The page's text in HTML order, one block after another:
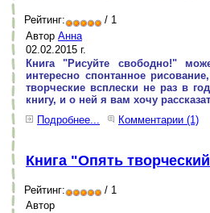
Рейтинг:
/ 1
Автор Анна
02.02.2015 г.
Книга "Рисуйте свободно!"
интересно спонтанное
творческие всплески не раз в
книгу, и о ней я вам хочу
Подробнее...
Комментарии (1)
Книга "Опять
Рейтинг:
/ 1
Автор